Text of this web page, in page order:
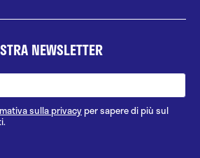
NEWSLETTER
sulla privacyper sapere di più sul